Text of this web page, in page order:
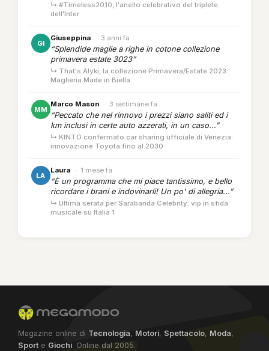
↳ #Timeless2010, l'anello celebrativo del triplete
dell'Inter
GI
Giuseppina · 3 anni fa
“Splendide maglie a righe in cotone collezione
primavera estate 3023”
↳ That's Alyki, la collezione Primavera/Estate 2023.
Maglieria Made in Biella
MM
Marco Mason · 3 settimane fa
“Peccato che nel rinnovo i prezzi siano saliti ed i
km inclusi in certe auto azzerati, in un caso...”
↳ KINTO confermato car sharing ufficiale di Venezia:
innovazione Toyota fino al 2030
LA
Laura · 1 mese fa
“È un programma che mi piace tantissimo, e bello
ricordare i brani e indovinarli! Un po' di allegria...”
↳ Ultima serata per Sarabanda Celebrity: vip in sfida
musicale su Italia 1
Magazine online di Tecnologia, Motori, Spettacolo, Moda,
Sport e Giochi. Online dal 2005.